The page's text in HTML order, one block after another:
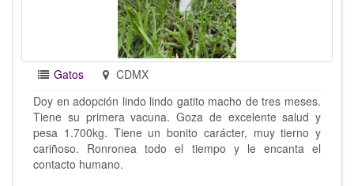
Gatos
CDMX
Doy en adopción lindo lindo gatito macho de tres meses.
Tiene su primera vacuna. Goza de excelente salud y
pesa 1.700kg. Tiene un bonito carácter, muy tierno y
cariñoso. Ronronea todo el tiempo y le encanta el
contacto humano.